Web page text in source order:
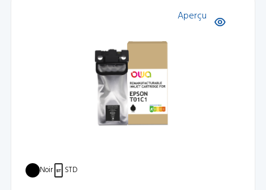
Aperçu
Noir STD